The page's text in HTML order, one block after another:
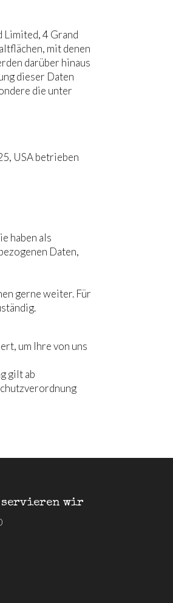
Limited, 4 Grand
mit denen
darüber hinaus
dieser Daten
die unter
USA betrieben
haben als
Daten,
gerne weiter. Für
um Ihre von uns
gilt ab
servieren wir